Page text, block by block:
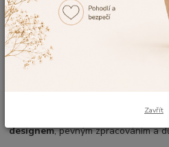
09.01.2026
Nová dětská dřevěná
CLASICO v bílé barvě
pro miminka i menší děti. Postýlka
designem, pevným zpracováním a
Zavřít